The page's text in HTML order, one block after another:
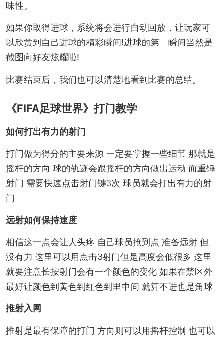
味性。
如果你取得进球，系统将会进行自动回放，让玩家可
以欣赏到自己进球的精彩瞬间!进球的第一瞬间当然是
截图向好友炫耀啦!
比赛结束后，我们也可以清楚地看到比赛的总结。
《FIFA足球世界》打门教学
如何打出有力的射门
打门做为得分的主要来源 一定要掌握一些细节 那就是
摇杆的方向 球的轨迹会跟摇杆的方向做出运动 而重锤
射门 需要快速点击射门键3次 球员就会打出有力的射
门
远射如何保持速度
相信这一点会让人头疼 自己球员抢到点 准备远射 但
没有力 这里可以用点击3射门但是高度会低很多 这里
就要注意长按射门会有一个颜色的变化 如果在禁区外
最好让颜色到黄色到红色到里中间 就算不进也是角球
推射入网
推射是最有保障的打门 方向则可以用摇杆控制 也可以